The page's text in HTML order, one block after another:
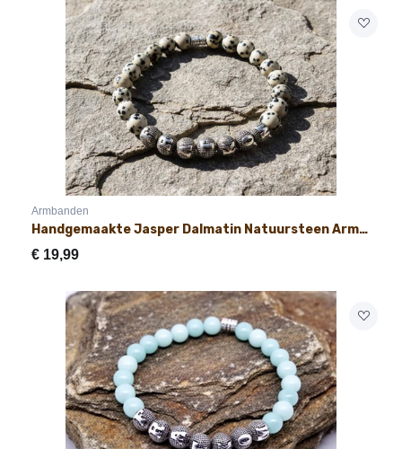
Armbanden
Handgemaakte Jasper Dalmatin Natuursteen Armband met Naam 8mm
€ 19,99